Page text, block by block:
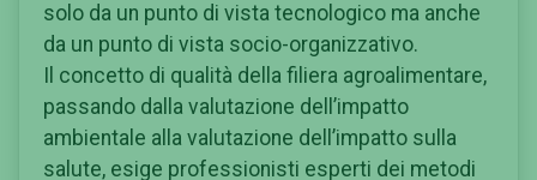
solo da un punto di vista tecnologico ma anche
da un punto di vista socio-organizzativo.
Il concetto di qualità della filiera agroalimentare,
passando dalla valutazione dell’impatto
ambientale alla valutazione dell’impatto sulla
salute, esige professionisti esperti dei metodi